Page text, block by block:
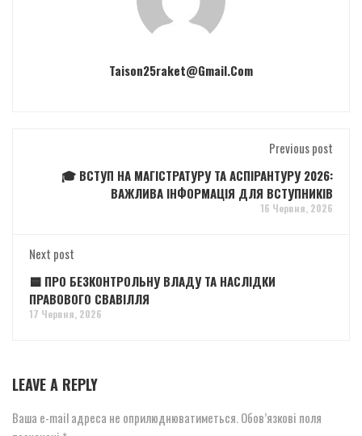
Taison25raket@gmail.com
Previous post
🎓 ВСТУП НА МАГІСТРАТУРУ ТА АСПІРАНТУРУ 2026:
ВАЖЛИВА ІНФОРМАЦІЯ ДЛЯ ВСТУПНИКІВ
16 Червня, 2026
Next post
🟦 ПРО БЕЗКОНТРОЛЬНУ ВЛАДУ ТА НАСЛІДКИ
ПРАВОВОГО СВАВІЛЛЯ
17 Червня, 2026
LEAVE A REPLY
Ваша e-mail адреса не оприлюднюватиметься. Обов’язкові поля